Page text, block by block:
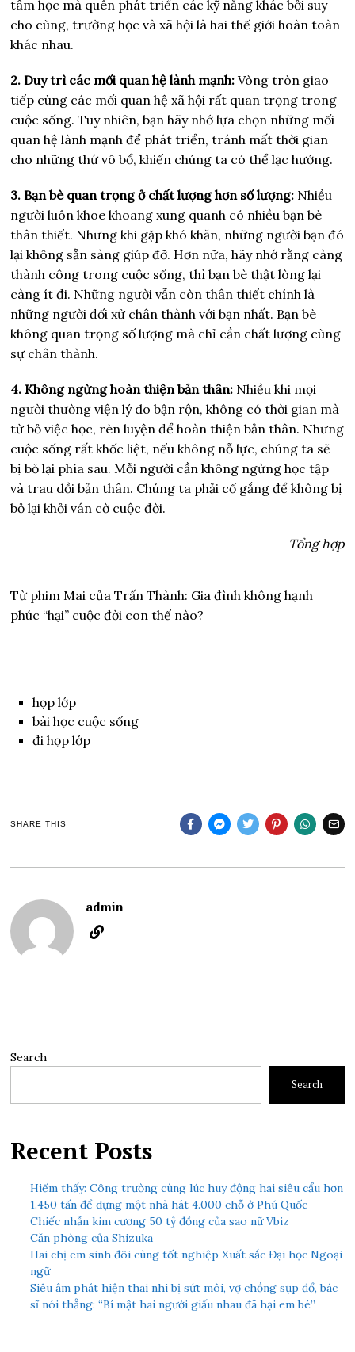
tâm học mà quên phát triển các kỹ năng khác bởi suy
cho cùng, trường học và xã hội là hai thế giới hoàn toàn
khác nhau.
2. Duy trì các mối quan hệ lành mạnh: Vòng tròn giao
tiếp cùng các mối quan hệ xã hội rất quan trọng trong
cuộc sống. Tuy nhiên, bạn hãy nhớ lựa chọn những mối
quan hệ lành mạnh để phát triển, tránh mất thời gian
cho những thứ vô bổ, khiến chúng ta có thể lạc hướng.
3. Bạn bè quan trọng ở chất lượng hơn số lượng: Nhiều
người luôn khoe khoang xung quanh có nhiều bạn bè
thân thiết. Nhưng khi gặp khó khăn, những người bạn đó
lại không sẵn sàng giúp đỡ. Hơn nữa, hãy nhớ rằng càng
thành công trong cuộc sống, thì bạn bè thật lòng lại
càng ít đi. Những người vẫn còn thân thiết chính là
những người đối xử chân thành với bạn nhất. Bạn bè
không quan trọng số lượng mà chỉ cần chất lượng cùng
sự chân thành.
4. Không ngừng hoàn thiện bản thân: Nhiều khi mọi
người thường viện lý do bận rộn, không có thời gian mà
từ bỏ việc học, rèn luyện để hoàn thiện bản thân. Nhưng
cuộc sống rất khốc liệt, nếu không nỗ lực, chúng ta sẽ
bị bỏ lại phía sau. Mỗi người cần không ngừng học tập
và trau dồi bản thân. Chúng ta phải cố gắng để không bị
bỏ lại khỏi ván cờ cuộc đời.
Tổng hợp
Từ phim Mai của Trấn Thành: Gia đình không hạnh
phúc “hại” cuộc đời con thế nào?
họp lớp
bài học cuộc sống
đi họp lớp
SHARE THIS
admin
Search
Search
Recent Posts
Hiếm thấy: Công trường cùng lúc huy động hai siêu cẩu hơn
1.450 tấn để dựng một nhà hát 4.000 chỗ ở Phú Quốc
Chiếc nhẫn kim cương 50 tỷ đồng của sao nữ Vbiz
Căn phòng của Shizuka
Hai chị em sinh đôi cùng tốt nghiệp Xuất sắc Đại học Ngoại
ngữ
Siêu âm phát hiện thai nhi bị sứt môi, vợ chồng sụp đổ, bác
sĩ nói thẳng: “Bí mật hai người giấu nhau đã hại em bé”